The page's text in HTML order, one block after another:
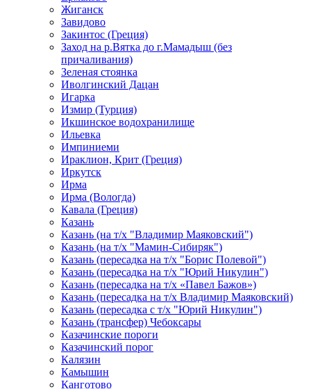
Жиганск
Завидово
Закинтос (Греция)
Заход на р.Вятка до г.Мамадыш (без
причаливания)
Зеленая стоянка
Иволгинский Дацан
Игарка
Измир (Турция)
Икшинское водохранилище
Ильевка
Импиниеми
Ираклион, Крит (Греция)
Иркутск
Ирма
Ирма (Вологда)
Кавала (Греция)
Казань
Казань (на т/х "Владимир Маяковский")
Казань (на т/х "Мамин-Сибиряк")
Казань (пересадка на т/х "Борис Полевой")
Казань (пересадка на т/х "Юрий Никулин")
Казань (пересадка на т/х «Павел Бажов»)
Казань (пересадка на т/х Владимир Маяковский)
Казань (пересадка с т/х "Юрий Никулин")
Казань (трансфер) Чебоксары
Казачинские пороги
Казачинский порог
Калязин
Камышин
Канготово